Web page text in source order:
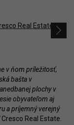
v ňom príležitosť,
bašta v
plochy v
obyvateľom aj
a príjemný verejný
Real Estate.